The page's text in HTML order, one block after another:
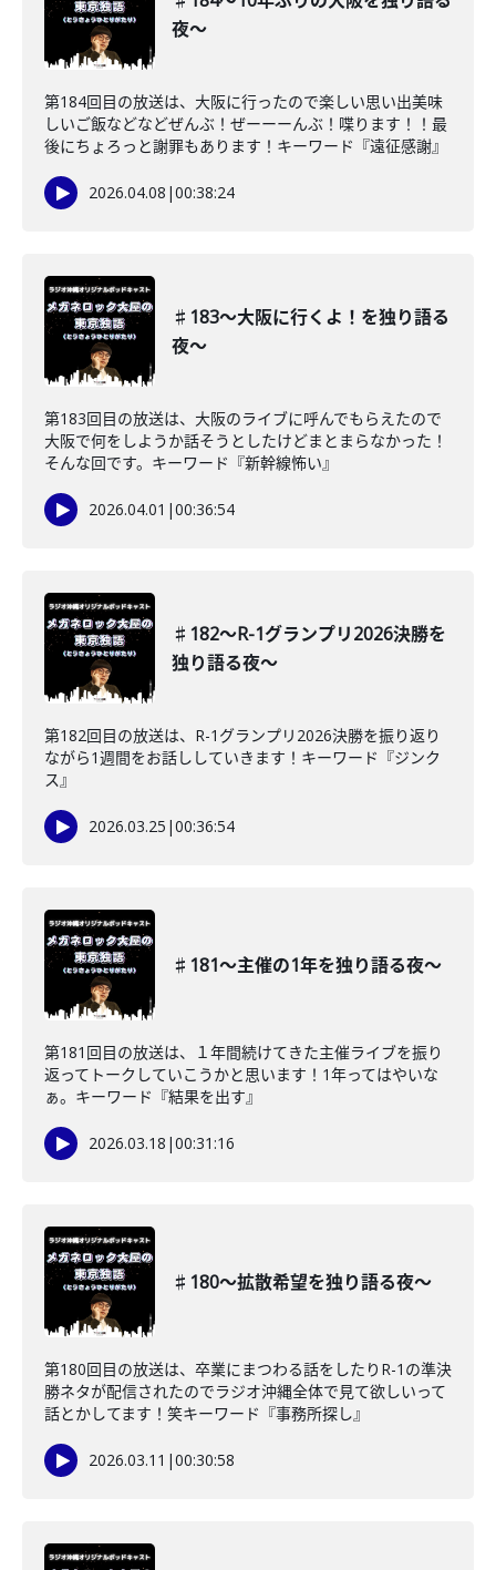
夜〜
第184回目の放送は、大阪に行ったので楽しい思い出美味
しいご飯などなどぜんぶ！ぜーーーんぶ！喋ります！！最
後にちょろっと謝罪もあります！キーワード『遠征感謝』
2026.04.08 |00:38:24
♯183〜大阪に行くよ！を独り語る
夜〜
第183回目の放送は、大阪のライブに呼んでもらえたので
大阪で何をしようか話そうとしたけどまとまらなかった！
そんな回です。キーワード『新幹線怖い』
2026.04.01 |00:36:54
♯182〜R-1グランプリ2026決勝を
独り語る夜〜
第182回目の放送は、R-1グランプリ2026決勝を振り返り
ながら1週間をお話ししていきます！キーワード『ジンク
ス』
2026.03.25 |00:36:54
♯181〜主催の1年を独り語る夜〜
第181回目の放送は、１年間続けてきた主催ライブを振り
返ってトークしていこうかと思います！1年ってはやいな
ぁ。キーワード『結果を出す』
2026.03.18 |00:31:16
♯180〜拡散希望を独り語る夜〜
第180回目の放送は、卒業にまつわる話をしたりR-1の準決
勝ネタが配信されたのでラジオ沖縄全体で見て欲しいって
話とかしてます！笑キーワード『事務所探し』
2026.03.11 |00:30:58